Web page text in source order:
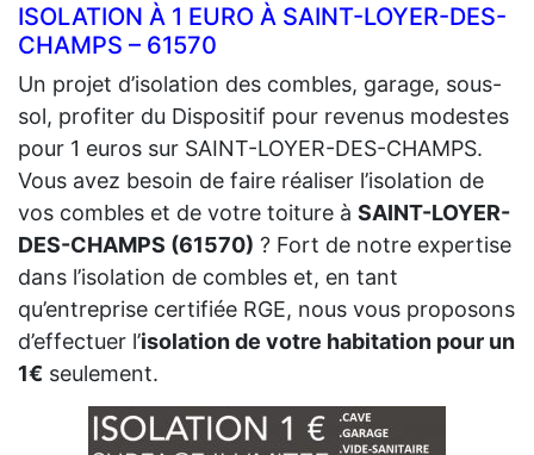
ISOLATION À 1 EURO À SAINT-LOYER-DES-
CHAMPS – 61570
Un projet d’isolation des combles, garage, sous-
sol, profiter du Dispositif pour revenus modestes
pour 1 euros sur SAINT-LOYER-DES-CHAMPS.
Vous avez besoin de faire réaliser l’isolation de
vos combles et de votre toiture à SAINT-LOYER-
DES-CHAMPS (61570) ? Fort de notre expertise
dans l’isolation de combles et, en tant
qu’entreprise certifiée RGE, nous vous proposons
d’effectuer l’isolation de votre habitation pour un
1€ seulement.